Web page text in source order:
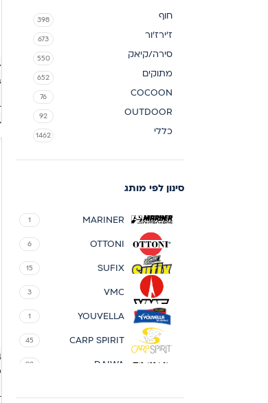
חוף 398
ז'ירז'ור 673
סירה/קיאק 550
מתוקים 652
COCOON
76
OUTDOOR
92
כללי 1462
סינון לפי מותג
MARINER
1
OTTONI
6
SUFIX
15
VMC
3
YOUVELLA
1
CARP SPIRIT
45
DAIWA
92